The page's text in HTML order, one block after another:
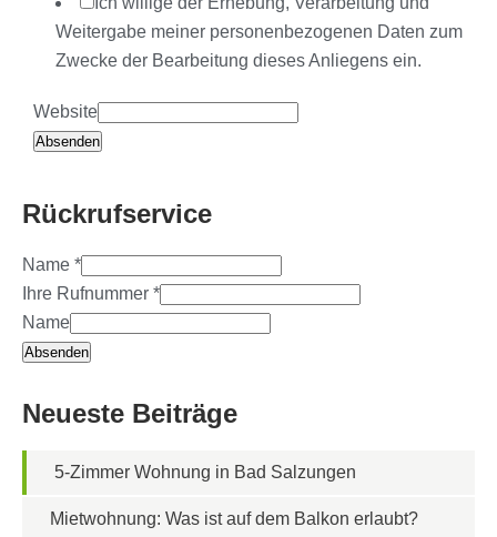
Weitergabe meiner personenbezogenen Daten zum
Zwecke der Bearbeitung dieses Anliegens ein.
Website
Absenden
Rückrufservice
Name *
Ihre Rufnummer *
Name
Absenden
Neueste Beiträge
5-Zimmer Wohnung in Bad Salzungen
Mietwohnung: Was ist auf dem Balkon erlaubt?